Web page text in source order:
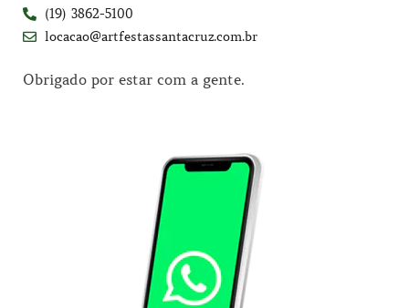
(19) 3862-5100
locacao@artfestassantacruz.com.br
Obrigado por estar com a gente.